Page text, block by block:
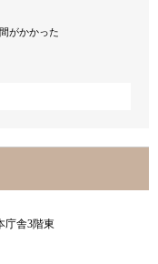
がかかった
庁舎3階東